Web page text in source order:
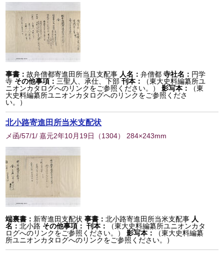
事書：故弁僧都寄進田所当且支配事 人名：弁僧都 寺社名： 円学
寺 その他事項： 三聖人、承仕、下部刊本：
（東大史料編纂所ユ
ニオンカタログへのリンクをご参照ください。）
影写本：
（東
大史料編纂所ユニオンカタログへのリンクをご参照くださ
い。）
北小路寄進田所当米支配状
メ函/57/1/ 嘉元2年10月19日 （1304） 284×243mm
端裏書： 新寄進田支配状 事書：北小路寄進田所当米支配事 人
名：北小路 その他事項： 刊本：
（東大史料編纂所ユニオンカタ
ログへのリンクをご参照ください。）
影写本：
（東大史料編纂
所ユニオンカタログへのリンクをご参照ください。）